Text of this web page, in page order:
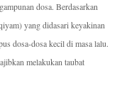
dosa. Berdasarkan
yang didasari keyakinan
dosa-dosa kecil di masa lalu.
melakukan taubat